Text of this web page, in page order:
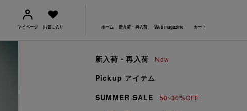
マイページ お気に入り ホーム 新入荷・再入荷 Web magazine カート
新入荷・再入荷 New
Pickup アイテム
SUMMER SALE
50~30%OFF